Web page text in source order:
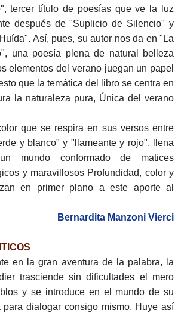
tercer título de poesías que ve la luz
después de "Suplicio de Silencio" y
Así, pues, su autor nos da en "La
una poesía plena de natural belleza
elementos del verano juegan un papel
que la temática del libro se centra en
la naturaleza pura, Única del verano
que se respira en sus versos entre
y blanco" y "llameante y rojo", llena
mundo conformado de matices
y maravillosos Profundidad, color y
en primer plano a este aporte al
Bernardita Manzoni Vierci
en la gran aventura de la palabra, la
trasciende sin dificultades el mero
y se introduce en el mundo de su
para dialogar consigo mismo. Huye así